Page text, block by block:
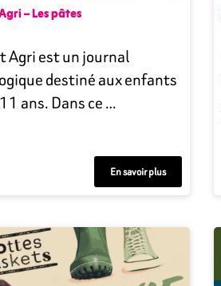
– Les pâtes
Agri est un journal
destiné aux enfants
ans. Dans ce …
En savoir plus